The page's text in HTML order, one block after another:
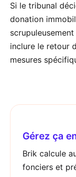
Si le tribunal
donation
inclure le retour
mesures
Gérez ça
Brik calcule
fonciers et